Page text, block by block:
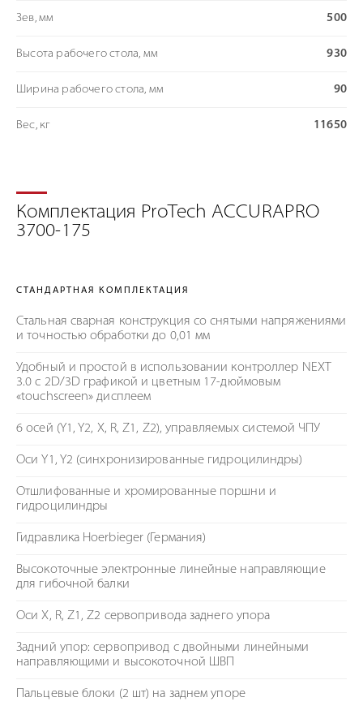
Зев, мм 500
Высота рабочего стола, мм 930
Ширина рабочего стола, мм 90
Вес, кг 11650
Комплектация ProTech ACCURAPRO
3700-175
СТАНДАРТНАЯ КОМПЛЕКТАЦИЯ
Стальная сварная конструкция со снятыми напряжениями
и точностью обработки до 0,01 мм
Удобный и простой в использовании контроллер NEXT
3.0 c 2D/3D графикой и цветным 17-дюймовым
«touchscreen» дисплеем
6 осей (Y1, Y2, X, R, Z1, Z2), управляемых системой ЧПУ
Оси Y1, Y2 (синхронизированные гидроцилиндры)
Отшлифованные и хромированные поршни и
гидроцилиндры
Гидравлика Hoerbieger (Германия)
Высокоточные электронные линейные направляющие
для гибочной балки
Оси X, R, Z1, Z2 сервопривода заднего упора
Задний упор: сервопривод с двойными линейными
направляющими и высокоточной ШВП
Пальцевые блоки (2 шт) на заднем упоре